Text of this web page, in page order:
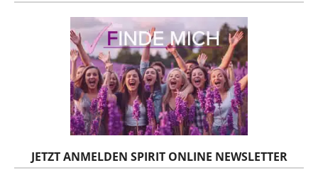
JETZT ANMELDEN SPIRIT ONLINE NEWSLETTER